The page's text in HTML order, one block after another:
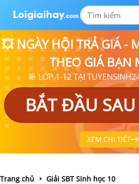
💥 NGÀY HỘI TRẢ GIÁ -
THEO GIÁ BẠN
🎯 LỚP 1-12 TẠI
BẮT ĐẦU
XEM CHI TIẾT
Trang chủ Giải SBT Sinh học 10